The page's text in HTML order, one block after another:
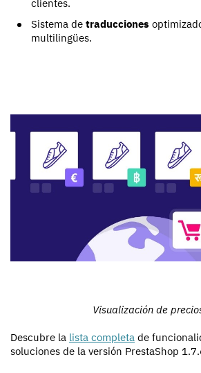
clientes.
Sistema de traducciones
multilingües.
Visualización de
Descubre la lista completa de
soluciones de la versión PrestaShop